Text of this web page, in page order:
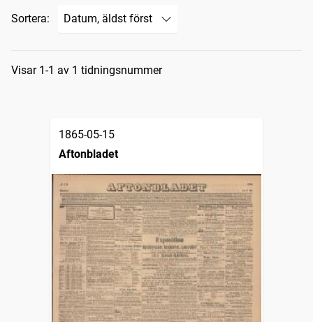
Sortera:
Sökresultat
Visar 1-1 av 1 tidningsnummer
1865-05-15
Aftonbladet